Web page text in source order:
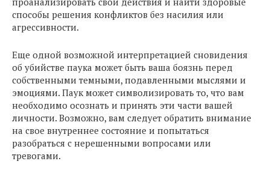
способы решения конфликтов без насилия или
агрессивности.
Еще одной возможной интерпретацией сновидения
об убийстве паука может быть ваша боязнь перед
собственными темными, подавленными мыслями и
эмоциями. Паук может символизировать то, что вам
необходимо осознать и принять эти части вашей
личности. Возможно, вам следует обратить внимание
на свое внутреннее состояние и попытаться
разобраться с нерешенными вопросами или
тревогами.